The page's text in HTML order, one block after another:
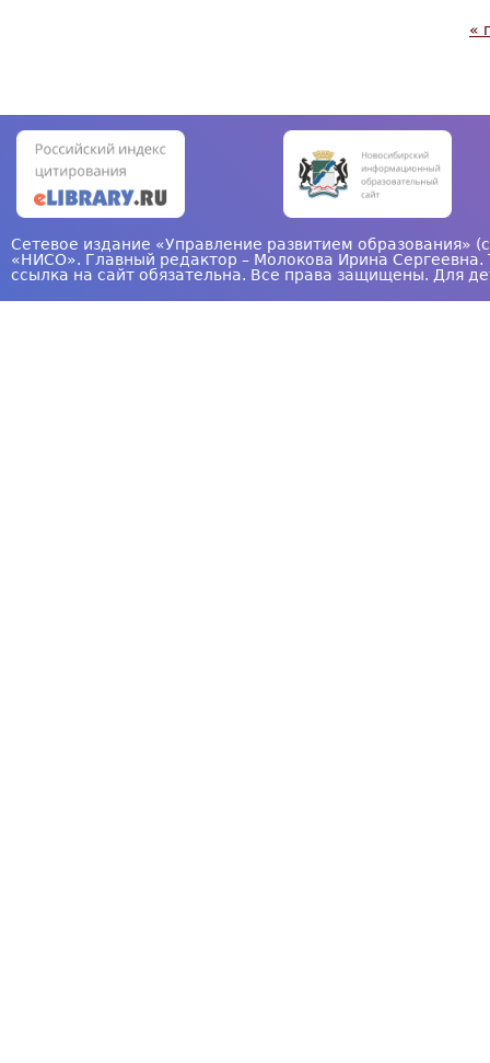
а
н
ы
«
Сетевое издание «Управление развитием
«НИСО». Главный редактор – Молокова Ирина
ссылка на сайт обязательна. Все права защищены. Для